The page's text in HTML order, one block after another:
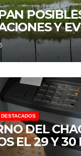
Y
DESTACADOS
DEL
EL 29 Y 30